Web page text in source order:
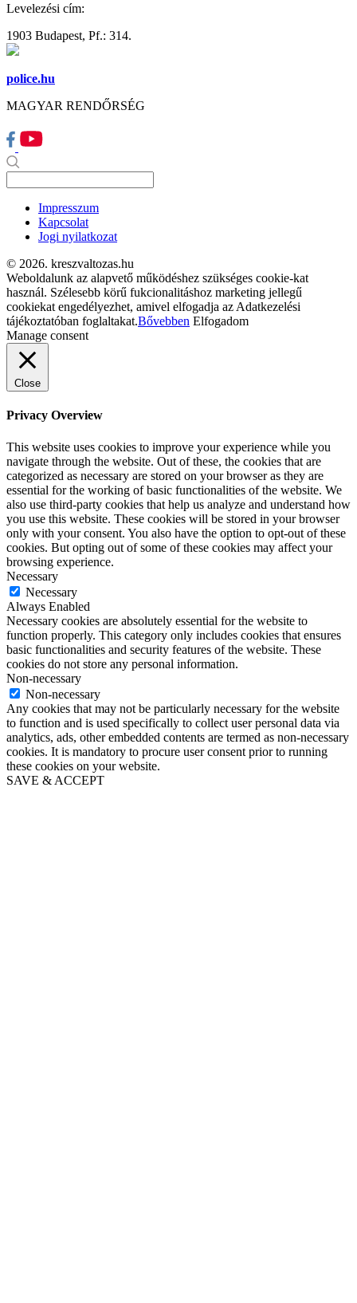
Levelezési cím:
1903 Budapest, Pf.: 314.
police.hu
MAGYAR RENDŐRSÉG
Impresszum
Kapcsolat
Jogi nyilatkozat
© 2026. kreszvaltozas.hu
Weboldalunk az alapvető működéshez szükséges cookie-kat
használ. Szélesebb körű fukcionalitáshoz marketing jellegű
cookiekat engedélyezhet, amivel elfogadja az Adatkezelési
tájékoztatóban foglaltakat.Bővebben Elfogadom
Manage consent
Close
Privacy Overview
This website uses cookies to improve your experience while you
navigate through the website. Out of these, the cookies that are
categorized as necessary are stored on your browser as they are
essential for the working of basic functionalities of the website. We
also use third-party cookies that help us analyze and understand how
you use this website. These cookies will be stored in your browser
only with your consent. You also have the option to opt-out of these
cookies. But opting out of some of these cookies may affect your
browsing experience.
Necessary
Necessary
Always Enabled
Necessary cookies are absolutely essential for the website to
function properly. This category only includes cookies that ensures
basic functionalities and security features of the website. These
cookies do not store any personal information.
Non-necessary
Non-necessary
Any cookies that may not be particularly necessary for the website
to function and is used specifically to collect user personal data via
analytics, ads, other embedded contents are termed as non-necessary
cookies. It is mandatory to procure user consent prior to running
these cookies on your website.
SAVE & ACCEPT